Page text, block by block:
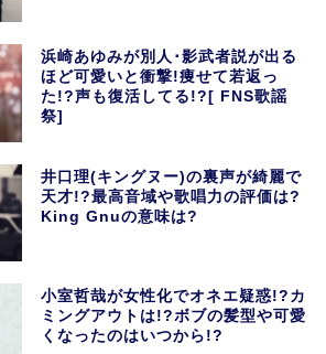
浜崎あゆみが別人･影武者説が出る
ほど可愛いと衝撃!痩せて若返っ
た!?声も復活してる!?[ FNS歌謡
祭]
井口理(キングヌー)の裏声が綺麗で
天才!?最高音域や歌唱力の評価は?
King Gnuの意味は?
小室哲哉が女性化でオネエ疑惑!?カ
ミングアウトは!?ボブの髪型や可愛
くなったのはいつから!?